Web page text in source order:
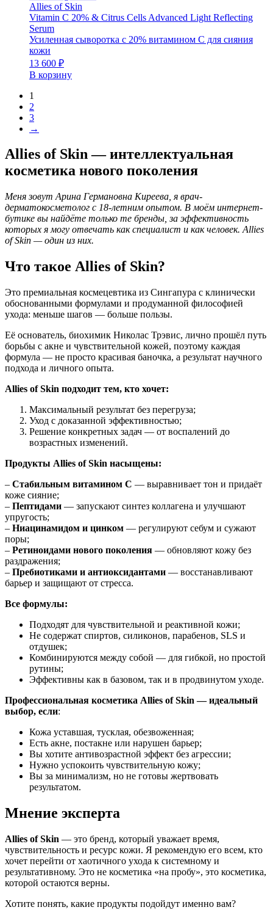
Allies of Skin
Vitamin C 20% & Citrus Cells Advanced Light Reflecting
Serum
Усиленная сыворотка с 20% витамином С для сияния
кожи
13 600 ₽
В корзину
1
2
3
→
Allies of Skin — интеллектуальная
косметика нового поколения
Меня зовут Арина Германовна Киреева, я врач-
дерматокосметолог с 18-летним опытом. В моём интернет-
бутике вы найдёте только те бренды, за эффективность
которых я могу отвечать как специалист и как человек. Allies
of Skin — один из них.
Что такое Allies of Skin?
Это премиальная космецевтика из Сингапура с клинически
обоснованными формулами и продуманной философией
ухода: меньше шагов — больше пользы.
Её основатель, биохимик Николас Трэвис, лично прошёл путь
борьбы с акне и чувствительной кожей, поэтому каждая
формула — не просто красивая баночка, а результат научного
подхода и личного опыта.
Allies of Skin подходит тем, кто хочет:
Максимальный результат без перегруза;
Уход с доказанной эффективностью;
Решение конкретных задач — от воспалений до
возрастных изменений.
Продукты Allies of Skin насыщены:
– Стабильным витамином С — выравнивает тон и придаёт
коже сияние;
– Пептидами — запускают синтез коллагена и улучшают
упругость;
– Ниацинамидом и цинком — регулируют себум и сужают
поры;
– Ретиноидами нового поколения — обновляют кожу без
раздражения;
– Пребиотиками и антиоксидантами — восстанавливают
барьер и защищают от стресса.
Все формулы:
Подходят для чувствительной и реактивной кожи;
Не содержат спиртов, силиконов, парабенов, SLS и
отдушек;
Комбинируются между собой — для гибкой, но простой
рутины;
Эффективны как в базовом, так и в продвинутом уходе.
Профессиональная косметика Allies of Skin — идеальный
выбор, если:
Кожа уставшая, тусклая, обезвоженная;
Есть акне, постакне или нарушен барьер;
Вы хотите антивозрастной эффект без агрессии;
Нужно успокоить чувствительную кожу;
Вы за минимализм, но не готовы жертвовать
результатом.
Мнение эксперта
Allies of Skin — это бренд, который уважает время,
чувствительность и ресурс кожи. Я рекомендую его всем, кто
хочет перейти от хаотичного ухода к системному и
результативному. Это не косметика «на пробу», это косметика,
которой остаются верны.
Хотите понять, какие продукты подойдут именно вам?